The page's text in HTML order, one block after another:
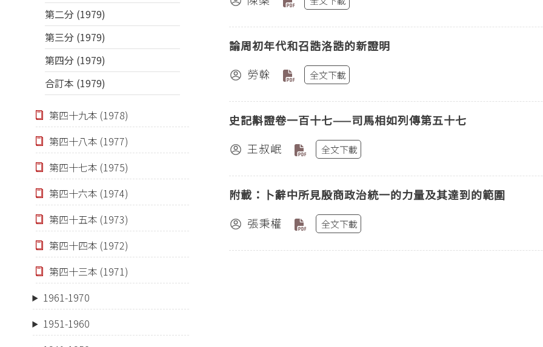
第二分 (1979)
第三分 (1979)
第四分 (1979)
合訂本 (1979)
第四十九本 (1978)
第四十八本 (1977)
第四十七本 (1975)
第四十六本 (1974)
第四十五本 (1973)
第四十四本 (1972)
第四十三本 (1971)
1961-1970
1951-1960
論周初年代和召誥洛誥的新證明
勞榦
全文下載
史記斠證卷一百十七——司馬相如列傳第五十七
王叔岷
全文下載
附載：卜辭中所見殷商政治統一的力量及其達到的範圍
張秉權
全文下載